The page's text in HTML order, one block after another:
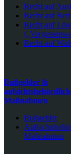
Recht auf
Recht auf
Recht auf
Recht auf
Bußgelder &
Maßnahmen
Bußgelder
Maßnahmen